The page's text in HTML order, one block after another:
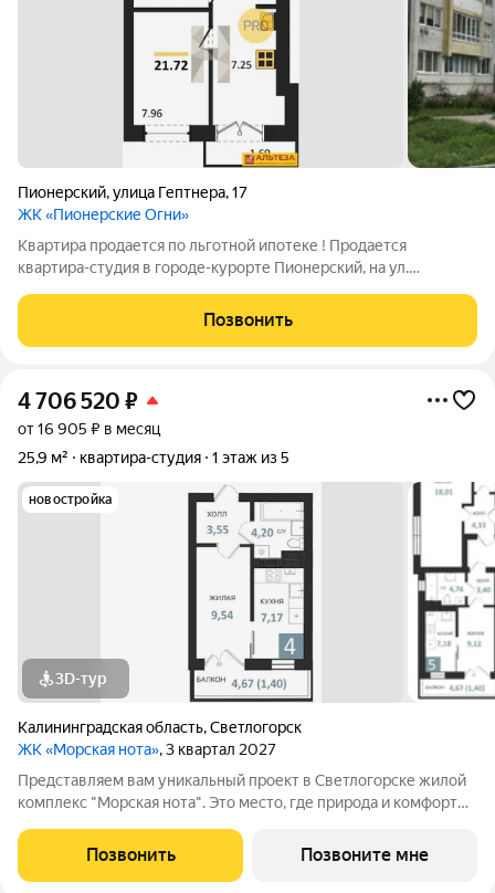
Пионерский,улица Гептнера,17
ЖК «Пионерские Огни»
Квартира продается по льготной ипотеке ! Продается
квартира-студия в городе-курорте Пионерский, на ул.
2023 г.п . квартира общей площадью 21,72 кв. м , комната 7,96
кв. м, кухня 7,25 кв. м,
Позвонить
4 706 520 ₽
от 16 905 ₽ в месяц
25,9 м²
квартира-студия 1 этаж из 5
новостройка
3D-тур
Калининградская область,Светлогорск
ЖК «Морская нота», 3 квартал 2027
Представляем вам уникальный проект в Светлогорске жилой
комплекс "Морская нота". Это место, где природа и комфорт
для жизни и отдыха. РАССРОЧКИ НА ВАШИХ УСЛОВИЯХ!
Архитектура и удобства
Позвонить Позвоните мне